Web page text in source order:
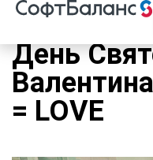
День
= LOVE